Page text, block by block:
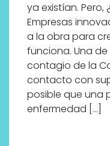
ya existían. Pero,
Empresas
a la obra para
funciona. Una
contagio de la
contacto con
posible que una
enfermedad […]